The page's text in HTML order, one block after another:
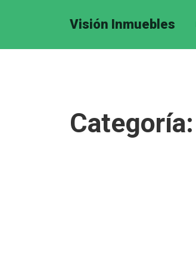
Visión Inmuebles
Categoría: